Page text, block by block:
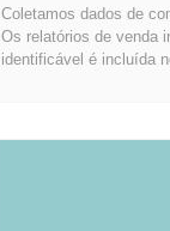
Coletamos dados de
Os relatórios de venda
identificável é incluída